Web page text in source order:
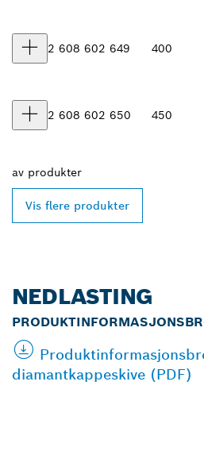
2 608 602 649 400
2 608 602 650 450
av produkter
Vis flere produkter
NEDLASTING
diamantkappeskive (PDF)